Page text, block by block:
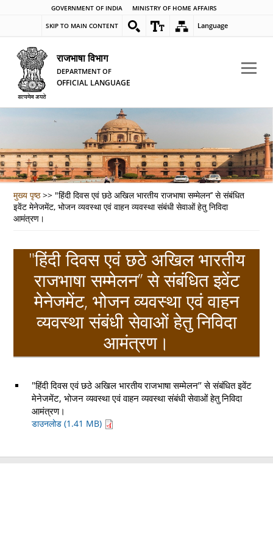
GOVERNMENT OF INDIA MINISTRY OF HOME AFFAIRS
SKIP TO MAIN CONTENT Language
राजभाषा विभाग
DEPARTMENT OF
OFFICIAL LANGUAGE
मुख्य पृष्ठ >> "हिंदी दिवस एवं छठे अखिल भारतीय राजभाषा सम्मेलन’’ से संबंधित
इवेंट मेनेजमेंट, भोजन व्यवस्था एवं वाहन व्यवस्था संबंधी सेवाओं हेतु निविदा
आमंत्रण।
"हिंदी दिवस एवं छठे अखिल भारतीय
राजभाषा सम्मेलन’’ से संबंधित इवेंट
मेनेजमेंट, भोजन व्यवस्था एवं वाहन
व्यवस्था संबंधी सेवाओं हेतु निविदा
आमंत्रण।
"हिंदी दिवस एवं छठे अखिल भारतीय राजभाषा सम्मेलन’’ से संबंधित इवेंट
मेनेजमेंट, भोजन व्यवस्था एवं वाहन व्यवस्था संबंधी सेवाओं हेतु निविदा
आमंत्रण।
डाउनलोड (1.41 MB)